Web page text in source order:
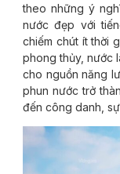
theo những ý
nước đẹp với
chiếm chút ít thời
phong thủy, nước
cho nguồn năng
phun nước trở
đến công danh,